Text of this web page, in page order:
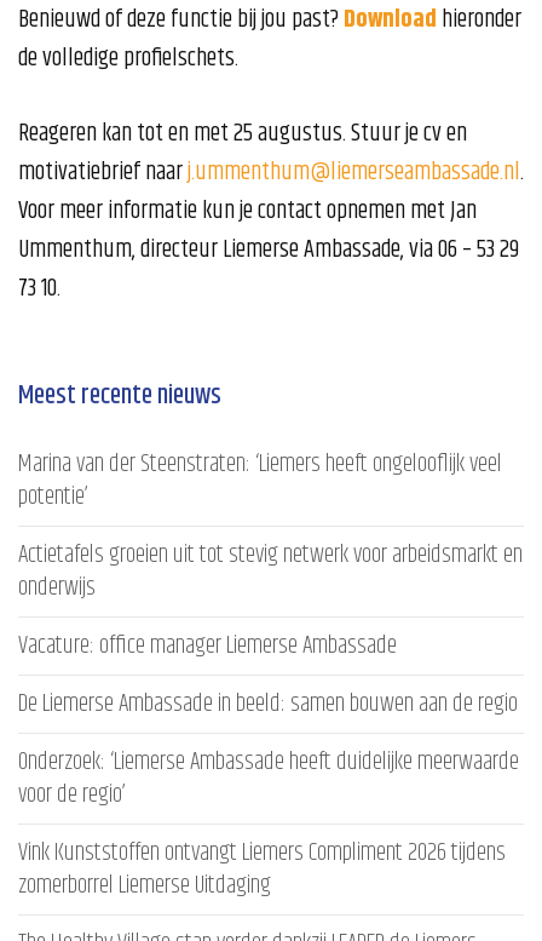
Benieuwd of deze functie bij jou past?Downloadhieronder
de volledige profielschets.
Reageren kan tot en met 25 augustus. Stuur je cv en
motivatiebrief naarj.ummenthum@liemerseambassade.nl.
Voor meer informatie kun je contact opnemen met Jan
Ummenthum, directeur Liemerse Ambassade, via 06 – 53 29
73 10.
Meest recente nieuws
Marina van der Steenstraten: ‘Liemers heeft ongelooflijk veel
potentie’
Actietafels groeien uit tot stevig netwerk voor arbeidsmarkt en
onderwijs
Vacature: office manager Liemerse Ambassade
De Liemerse Ambassade in beeld: samen bouwen aan de regio
Onderzoek: ‘Liemerse Ambassade heeft duidelijke meerwaarde
voor de regio’
Vink Kunststoffen ontvangt Liemers Compliment 2026 tijdens
zomerborrel Liemerse Uitdaging